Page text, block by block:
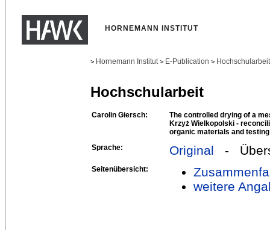
HORNEMANN INSTITUT
> Hornemann Institut > E-Publication >
Hochschularbeit
Carolin Giersch:
The controlled drying of a
Krzyż Wielkopolski -
organic materials and
Sprache:
Original -
Seitenübersicht:
weitere